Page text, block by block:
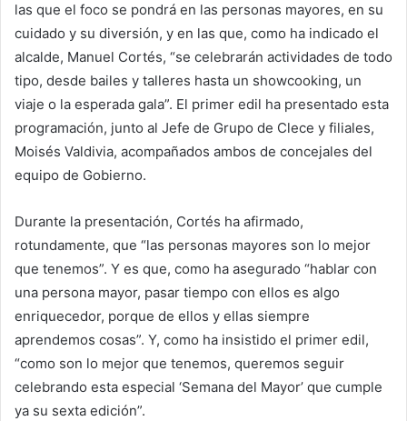
las que el foco se pondrá en las personas mayores, en su
cuidado y su diversión, y en las que, como ha indicado el
alcalde, Manuel Cortés, “se celebrarán actividades de todo
tipo, desde bailes y talleres hasta un showcooking, un
viaje o la esperada gala”. El primer edil ha presentado esta
programación, junto al Jefe de Grupo de Clece y filiales,
Moisés Valdivia, acompañados ambos de concejales del
equipo de Gobierno.
Durante la presentación, Cortés ha afirmado,
rotundamente, que “las personas mayores son lo mejor
que tenemos”. Y es que, como ha asegurado “hablar con
una persona mayor, pasar tiempo con ellos es algo
enriquecedor, porque de ellos y ellas siempre
aprendemos cosas”. Y, como ha insistido el primer edil,
“como son lo mejor que tenemos, queremos seguir
celebrando esta especial ‘Semana del Mayor’ que cumple
ya su sexta edición”.